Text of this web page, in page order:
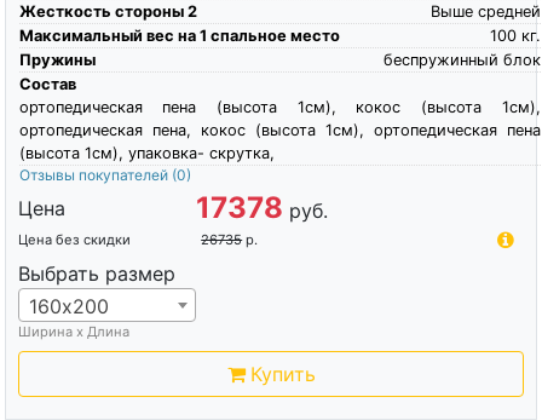
Жесткость стороны 2
Выше средней
Максимальный вес на 1 спальное место
кг.
100
Пружины
беспружинный блок
Состав
ортопедическая пена (высота 1см), кокос (высота 1см),
ортопедическая пена, кокос (высота 1см), ортопедическая пена
(высота 1см), упаковка- скрутка,
Отзывы покупателей (0)
Цена 17378 руб.
Цена без скидки 26735 р.
Выбрать размер
160х200
Ширина х Длина
Купить